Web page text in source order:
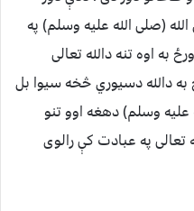
(صلی الله علیه وسلم) په
به اوه تنه دالله تعالی
دالله دسیوري څخه سیوا بل
وسلم) دهغه اوو تنو
په عبادت کې رالوی